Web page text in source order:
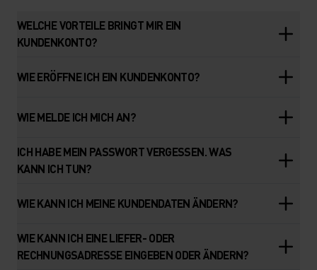
WELCHE VORTEILE BRINGT MIR EIN
KUNDENKONTO?
WIE ERÖFFNE ICH EIN KUNDENKONTO?
WIE MELDE ICH MICH AN?
ICH HABE MEIN PASSWORT VERGESSEN. WAS
KANN ICH TUN?
WIE KANN ICH MEINE KUNDENDATEN ÄNDERN?
WIE KANN ICH EINE LIEFER- ODER
RECHNUNGSADRESSE EINGEBEN ODER ÄNDERN?